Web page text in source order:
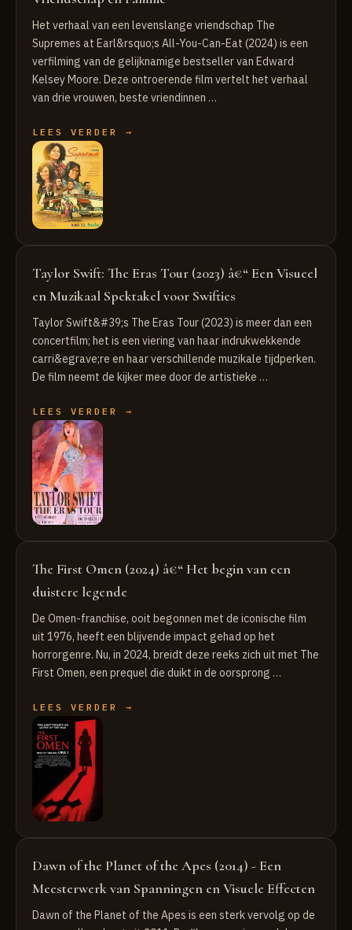
Het verhaal van een levenslange vriendschap The
Supremes at Earl&rsquo;s All-You-Can-Eat (2024) is een
verfilming van de gelijknamige bestseller van Edward
Kelsey Moore. Deze ontroerende film vertelt het verhaal
van drie vrouwen, beste vriendinnen …
LEES VERDER →
Taylor Swift: The Eras Tour (2023) â€“ Een Visueel
en Muzikaal Spektakel voor Swifties
Taylor Swift&#39;s The Eras Tour (2023) is meer dan een
concertfilm; het is een viering van haar indrukwekkende
carri&egrave;re en haar verschillende muzikale tijdperken.
De film neemt de kijker mee door de artistieke …
LEES VERDER →
The First Omen (2024) â€“ Het begin van een
duistere legende
De Omen-franchise, ooit begonnen met de iconische film
uit 1976, heeft een blijvende impact gehad op het
horrorgenre. Nu, in 2024, breidt deze reeks zich uit met The
First Omen, een prequel die duikt in de oorsprong …
LEES VERDER →
Dawn of the Planet of the Apes (2014) - Een
Meesterwerk van Spanningen en Visuele Effecten
Dawn of the Planet of the Apes is een sterk vervolg op de